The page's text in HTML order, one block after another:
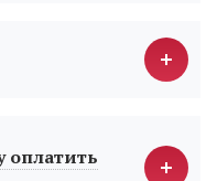
оплатить